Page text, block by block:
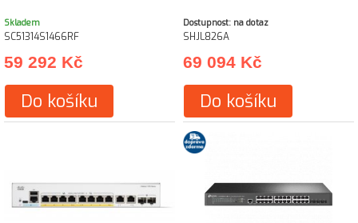
Skladem
SC51314S1466RF
59 292 Kč
Do košíku
Dostupnost: na dotaz
SHJL826A
69 094 Kč
Do košíku